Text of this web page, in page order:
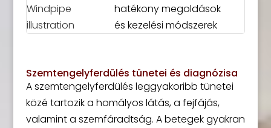
hatékony megoldások
és kezelési módszerek
Szemtengelyferdülés tünetei és diagnózisa
A szemtengelyferdülés leggyakoribb tünetei
közé tartozik a homályos látás, a fejfájás,
valamint a szemfáradtság. A betegek gyakran